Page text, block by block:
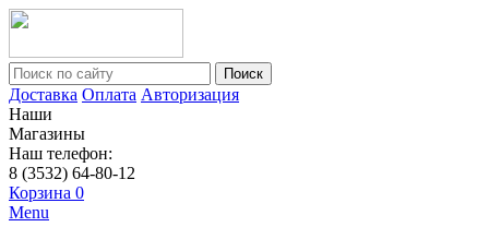
Поиск
Доставка Оплата Авторизация
Наши
Магазины
Наш телефон:
8 (3532) 64-80-12
Корзина 0
Menu